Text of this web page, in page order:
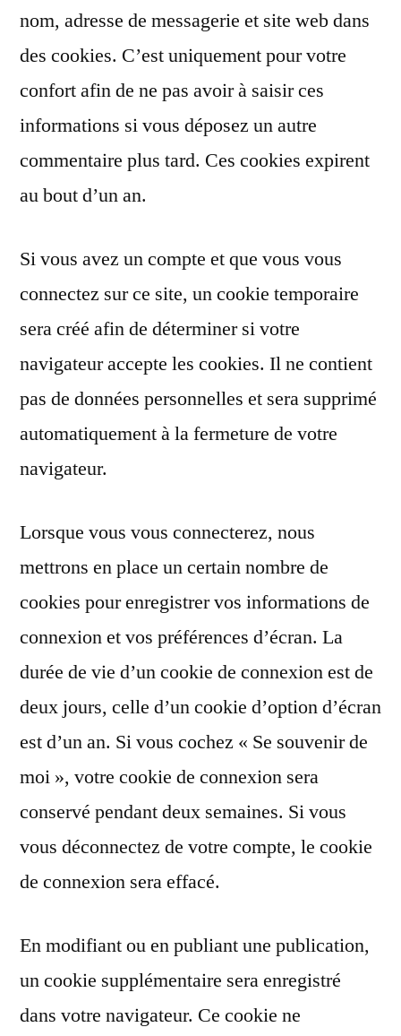
nom, adresse de messagerie et site web dans
des cookies. C’est uniquement pour votre
confort afin de ne pas avoir à saisir ces
informations si vous déposez un autre
commentaire plus tard. Ces cookies expirent
au bout d’un an.
Si vous avez un compte et que vous vous
connectez sur ce site, un cookie temporaire
sera créé afin de déterminer si votre
navigateur accepte les cookies. Il ne contient
pas de données personnelles et sera supprimé
automatiquement à la fermeture de votre
navigateur.
Lorsque vous vous connecterez, nous
mettrons en place un certain nombre de
cookies pour enregistrer vos informations de
connexion et vos préférences d’écran. La
durée de vie d’un cookie de connexion est de
deux jours, celle d’un cookie d’option d’écran
est d’un an. Si vous cochez « Se souvenir de
moi », votre cookie de connexion sera
conservé pendant deux semaines. Si vous
vous déconnectez de votre compte, le cookie
de connexion sera effacé.
En modifiant ou en publiant une publication,
un cookie supplémentaire sera enregistré
dans votre navigateur. Ce cookie ne